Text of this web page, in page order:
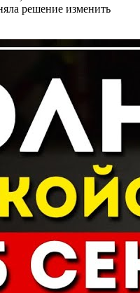
решение изменить